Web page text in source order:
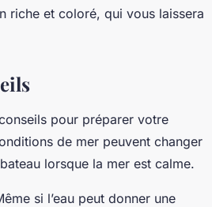
riche et coloré, qui vous laissera
pour préparer votre
de mer peuvent changer
lorsque la mer est calme.
si l’eau peut donner une